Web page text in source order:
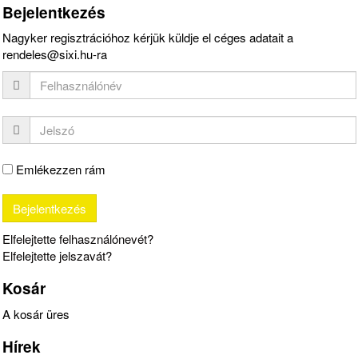
Bejelentkezés
Nagyker regisztrációhoz kérjük küldje el céges adatait a
rendeles@sixi.hu-ra
Emlékezzen rám
Elfelejtette felhasználónevét?
Elfelejtette jelszavát?
Kosár
A kosár üres
Hírek